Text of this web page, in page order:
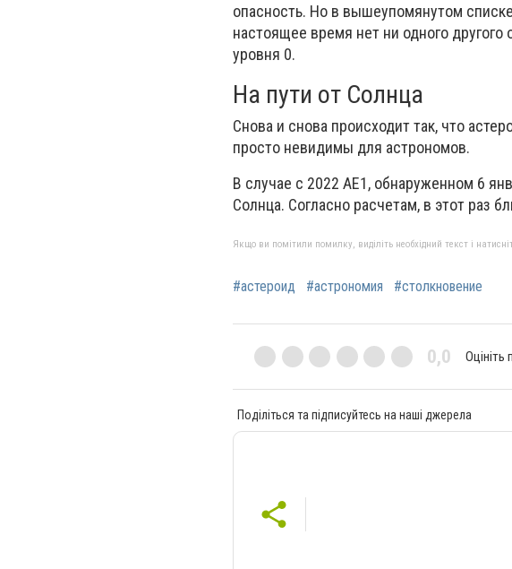
опасность. Но в вышеупомянутом
настоящее время нет ни одного
уровня 0.
На пути от Солнца
Снова и снова происходит так, что
просто невидимы для астрономов.
В случае с 2022 AE1, обнаруженном 6
Солнца. Согласно расчетам, в этот раз
Якщо ви помітили помилку, виділіть необхідний текст і
#астероид #астрономия #столкновение
0,0
Поділіться та підписуйтесь на наші джерела